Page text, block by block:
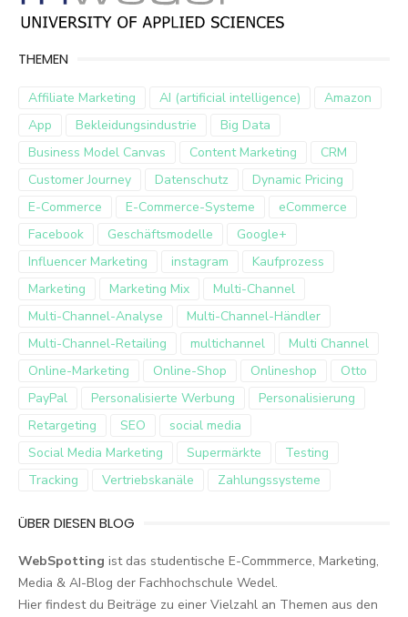
THEMEN
Affiliate Marketing AI (artificial intelligence)
Amazon
App
Bekleidungsindustrie
Big Data
Business Model Canvas
Content Marketing
CRM
Customer Journey
Datenschutz
Dynamic Pricing
E-Commerce
E-Commerce-Systeme
eCommerce
Facebook
Geschäftsmodelle
Google+
Influencer Marketing
instagram
Kaufprozess
Marketing
Marketing Mix
Multi-Channel
Multi-Channel-Analyse
Multi-Channel-Händler
Multi-Channel-Retailing
multichannel
Multi Channel
Online-Marketing
Online-Shop Onlineshop
Otto
PayPal
Personalisierte Werbung
Personalisierung
Retargeting
SEO
social media
Social Media Marketing
Supermärkte
Testing
Tracking
Vertriebskanäle Zahlungssysteme
ÜBER DIESEN BLOG
WebSpotting ist das studentische E-Commmerce, Marketing,
Media & AI-Blog der Fachhochschule Wedel.
Hier findest du Beiträge zu einer Vielzahl an Themen aus den